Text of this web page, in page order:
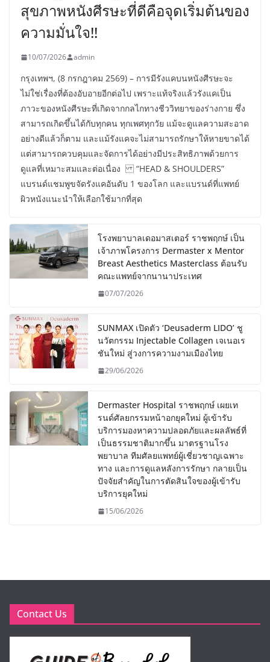
สุขภาพหนังศีรษะที่ดีคือจุดเริ่มต้นของ
ความมั่นใจ!!
10/07/2026 admin
กรุงเทพฯ, (8 กรกฎาคม 2569) – การมีรังแคบนหนังศีรษะจะ
ไม่ใช่เรื่องที่ต้องอับอายอีกต่อไป เพราะแท้จริงแล้วรังแคเป็น
ภาวะของหนังศีรษะที่เกิดจากกลไกทางชีววิทยาของร่างกาย ซึ่ง
สามารถเกิดขึ้นได้กับทุกคน ทุกเพศทุกวัย แม้จะดูแลความสะอาด
อย่างดีแล้วก็ตาม และแม้รังแคจะไม่สามารถรักษาให้หายขาดได้
แต่สามารถควบคุมและจัดการได้อย่างมีประสิทธิภาพด้วยการ
ดูแลที่เหมาะสมและต่อเนื่อง “HEAD & SHOULDERS”
แบรนด์แชมพูขจัดรังแคอันดับ 1 ของโลก และแบรนด์ที่แพทย์
ผิวหนังแนะนำให้เลือกใช้มากที่สุด
โรงพยาบาลเดอมาสเตอร์ ราชพฤกษ์ เป็น
เจ้าภาพโครงการ Dermaster x Mentor
Breast Aesthetics Masterclass ต้อนรับ
คณะแพทย์จากนานาประเทศ
07/07/2026
SUNMAX เปิดตัว ‘Deusaderm LIDO’ ชู
นวัตกรรม Injectable Collagen เจเนอเร
ชันใหม่ สู่วงการความงามเมืองไทย
29/06/2026
Dermaster Hospital ราชพฤกษ์ เผยเท
รนด์ศัลยกรรมหน้าอกยุคใหม่ ผู้เข้ารับ
บริการมองหาความปลอดภัยและผลลัพธ์ที่
เป็นธรรมชาติมากขึ้น มาตรฐานโรง
พยาบาล ทีมศัลยแพทย์ผู้เชี่ยวชาญเฉพาะ
ทาง และการดูแลหลังการรักษา กลายเป็น
ปัจจัยสำคัญในการตัดสินใจของผู้เข้ารับ
บริการยุคใหม่
15/06/2026
Contact Us